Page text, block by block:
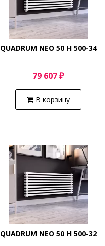
QUADRUM NEO 50 H 500-34
79 607 ₽
В корзину
QUADRUM NEO 50 H 500-32